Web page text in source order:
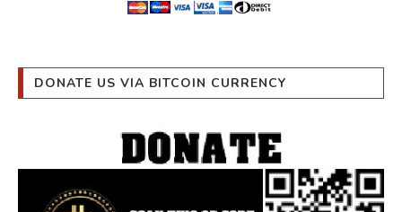
DONATE US VIA BITCOIN CURRENCY